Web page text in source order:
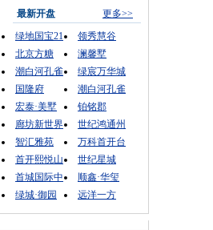
最新开盘
更多>>
绿地国宝21
领秀慧谷
北京方糖
澜馨墅
潮白河孔雀
绿宸万华城
国隆府
潮白河孔雀
宏泰·美墅
铂铭郡
廊坊新世界
世纪鸿通州
智汇雅苑
万科首开台
首开熙悦山
世纪星城
首城国际中
顺鑫·华玺
绿城·御园
远洋一方